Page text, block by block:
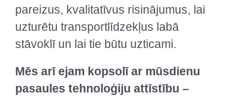
pareizus, kvalitatīvus risinājumus, lai
uzturētu transportlīdzekļus labā
stāvoklī un lai tie būtu uzticami.
Mēs arī ejam kopsolī ar mūsdienu
pasaules tehnoloģiju attīstību –